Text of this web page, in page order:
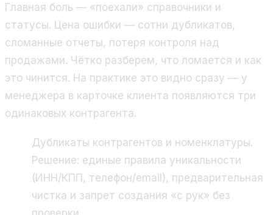
Главная боль — «поехали» справочники и
статусы. Цена ошибки — сотни дубликатов,
сломанные отчеты, потеря контроля над
продажами. Чётко разберем, что ломается и как
это чинится. На практике это видно сразу — у
менеджера в карточке клиента появляются три
одинаковых контрагента.
Дубликаты контрагентов и номенклатуры.
Решение: единые правила уникальности
(ИНН/КПП, телефон/email), предварительная
чистка и запрет создания «с рук» без